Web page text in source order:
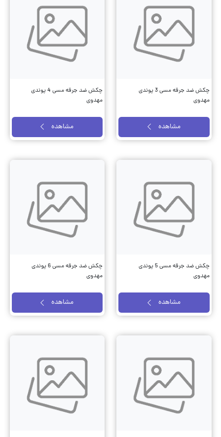
چکش ضد جرقه مسی 3 پوندی
مهدوی
مشاهده
چکش ضد جرقه مسی 4 پوندی
مهدوی
مشاهده
چکش ضد جرقه مسی 5 پوندی
مهدوی
مشاهده
چکش ضد جرقه مسی 6 پوندی
مهدوی
مشاهده